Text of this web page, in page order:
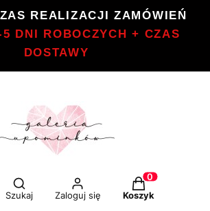
REALIZACJI ZAMÓWIEŃ
5 DNI ROBOCZYCH + CZAS
DOSTAWY
Otwórz wyszukiwarkę
Szukaj Zaloguj się
Produkty w
Koszyk